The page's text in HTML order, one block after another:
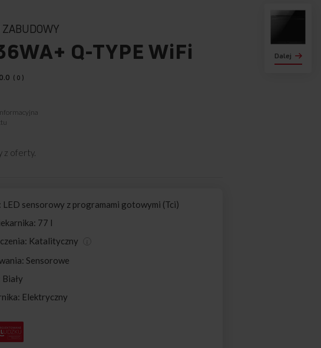
Dalej
ZABUDOWY
Q-TYPE WiFi
0.0 ( 0 )
z oferty.
sensorowy z programami gotowymi (Tci)
77 l
Katalityczny
Sensorowe
Elektryczny